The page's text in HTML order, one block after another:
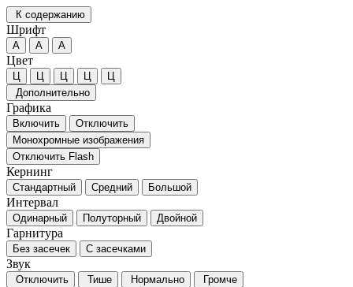
К содержанию
Шрифт
А А А
Цвет
Ц Ц Ц Ц
Ц
Дополнительно
Графика
Включить
Отключить
Монохромные изображения
Отключить Flash
Кернинг
Стандартный Средний Большой
Интервал
Одинарный Полуторный Двойной
Гарнитура
Без засечек С засечками
Звук
Отключить Тише Нормально Громче